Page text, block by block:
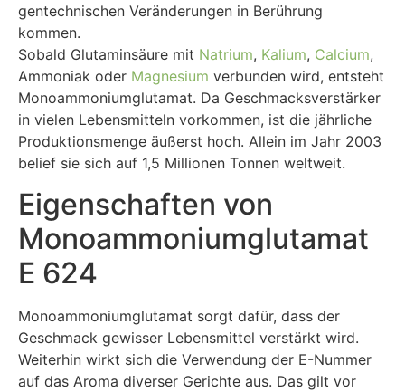
gentechnischen Veränderungen in Berührung
kommen.
Sobald Glutaminsäure mit Natrium, Kalium, Calcium,
Ammoniak oder Magnesium verbunden wird, entsteht
Monoammoniumglutamat. Da Geschmacksverstärker
in vielen Lebensmitteln vorkommen, ist die jährliche
Produktionsmenge äußerst hoch. Allein im Jahr 2003
belief sie sich auf 1,5 Millionen Tonnen weltweit.
Eigenschaften von
Monoammoniumglutamat
E 624
Monoammoniumglutamat sorgt dafür, dass der
Geschmack gewisser Lebensmittel verstärkt wird.
Weiterhin wirkt sich die Verwendung der E-Nummer
auf das Aroma diverser Gerichte aus. Das gilt vor